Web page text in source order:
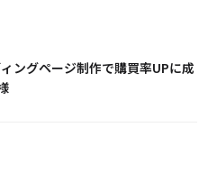
ングページ制作で購買率UPに成